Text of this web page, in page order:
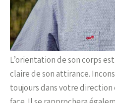
L’orientation de son corps
claire de son attirance.
toujours dans votre direction